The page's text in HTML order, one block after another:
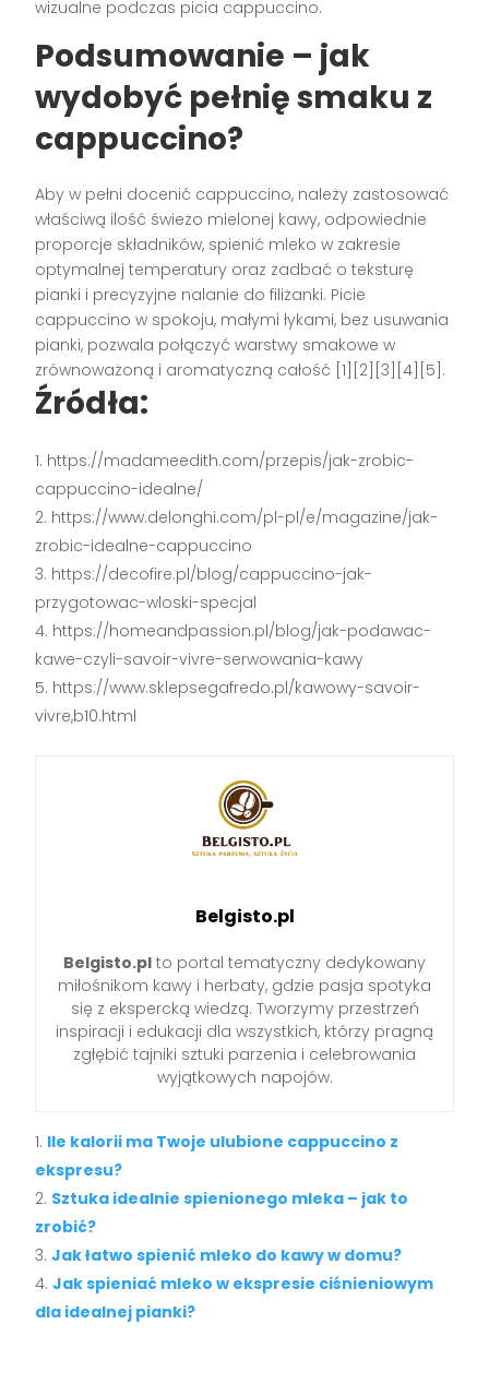
wizualne podczas picia cappuccino.
Podsumowanie – jak
wydobyć pełnię smaku z
cappuccino?
Aby w pełni docenić cappuccino, należy zastosować
właściwą ilość świeżo mielonej kawy, odpowiednie
proporcje składników, spienić mleko w zakresie
optymalnej temperatury oraz zadbać o teksturę
pianki i precyzyjne nalanie do filiżanki. Picie
cappuccino w spokoju, małymi łykami, bez usuwania
pianki, pozwala połączyć warstwy smakowe w
zrównoważoną i aromatyczną całość [1][2][3][4][5] .
Źródła:
https://madameedith.com/przepis/jak-zrobic-
cappuccino-idealne/
https://www.delonghi.com/pl-pl/e/magazine/jak-
zrobic-idealne-cappuccino
https://decofire.pl/blog/cappuccino-jak-
przygotowac-wloski-specjal
https://homeandpassion.pl/blog/jak-podawac-
kawe-czyli-savoir-vivre-serwowania-kawy
https://www.sklepsegafredo.pl/kawowy-savoir-
vivre,b10.html
Belgisto.pl
Belgisto.pl to portal tematyczny dedykowany
miłośnikom kawy i herbaty, gdzie pasja spotyka
się z ekspercką wiedzą. Tworzymy przestrzeń
inspiracji i edukacji dla wszystkich, którzy pragną
zgłębić tajniki sztuki parzenia i celebrowania
wyjątkowych napojów.
Ile kalorii ma Twoje ulubione cappuccino z
ekspresu?
Sztuka idealnie spienionego mleka – jak to
zrobić?
Jak łatwo spienić mleko do kawy w domu?
Jak spieniać mleko w ekspresie ciśnieniowym
dla idealnej pianki?